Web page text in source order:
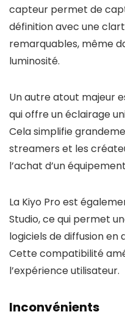
capteur permet de
définition avec une
remarquables, même
luminosité.
Un autre atout majeur
qui offre un éclairage
Cela simplifie
streamers et les
l’achat d’un
La Kiyo Pro est
Studio, ce qui permet
logiciels de diffusion en
Cette compatibilité
l’expérience utilisateur.
Inconvénients